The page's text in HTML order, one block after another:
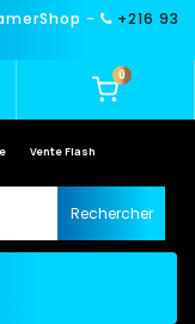
-
+216 93
0
Vente Flash
Rechercher